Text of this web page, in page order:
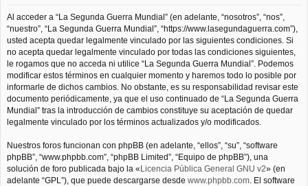
Al acceder a “La Segunda Guerra Mundial” (en adelante, “nosotros”, “nos”,
“nuestro”, “La Segunda Guerra Mundial”, “https://www.lasegundaguerra.com”),
usted acepta quedar legalmente vinculado por las siguientes condiciones. Si
no acepta quedar legalmente vinculado por todas las condiciones siguientes,
le rogamos que no acceda ni utilice “La Segunda Guerra Mundial”. Podemos
modificar estos términos en cualquier momento y haremos todo lo posible por
informarle de dichos cambios. No obstante, es su responsabilidad revisar este
documento periódicamente, ya que el uso continuado de “La Segunda Guerra
Mundial” tras la introducción de cambios constituye su aceptación de quedar
legalmente vinculado por los términos actualizados y/o modificados.
Nuestros foros funcionan con phpBB (en adelante, “ellos”, “su”, “software
phpBB”, “www.phpbb.com”, “phpBB Limited”, “Equipo de phpBB”), una
solución de foro publicada bajo la «Licencia Pública General GNU v2» (en
adelante “GPL”), que puede descargarse desde www.phpbb.com. El software